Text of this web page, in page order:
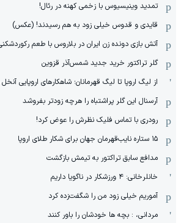
تمدید وینیسیوس با زخمی کهنه در رئال!
قایدی و قدوس خیلی زود به هم رسیدند! (عکس)
آتش بازی دونده زن ایران در بلاروس با طعم
گلر تراکتور خرید جدید شمس‌آذر قزوین
از لیگ اروپا تا لیگ قهرمانان؛ شاهکارهای اروپایی آنخل
آرسنال این گلر پراشتباه را هرچه زودتر بفروشد
رودری با تماس فلیک نظرش را عوض کرد!
١۵ ستاره نایب‌قهرمان جهان برای شکار طلای اروپا
مدافع سابق تراکتور به تیمش بازگشت
خانلرخانی: ۴ ورزشکار در ناگویا داریم
آموریم خیلی زود من را شگفت‌زده کرد
مردانی، : بچه ها خودشان را باور کنند